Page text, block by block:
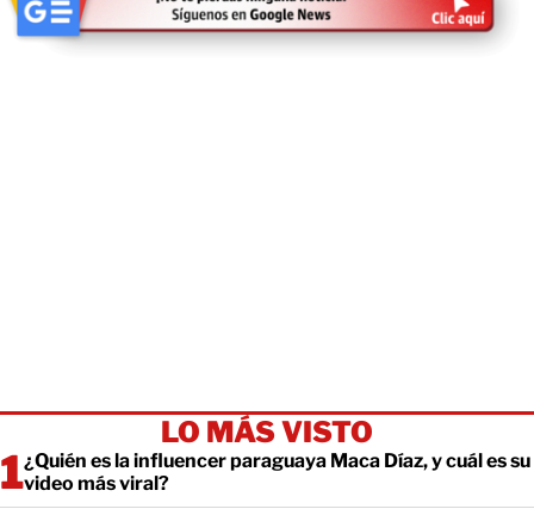
LO MÁS VISTO
¿Quién es la influencer paraguaya Maca Díaz, y cuál es su
video más viral?